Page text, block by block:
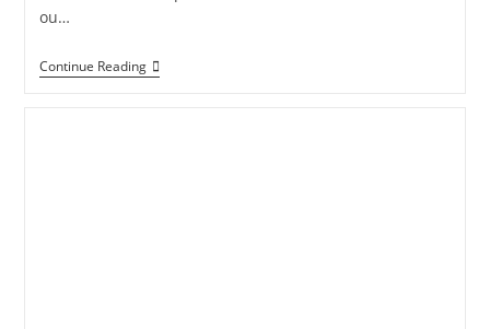
ou…
Continue ReadingO
Amor